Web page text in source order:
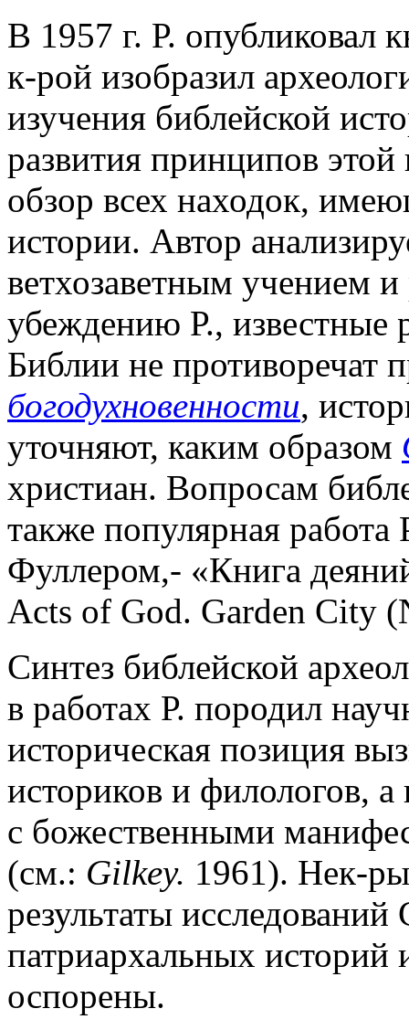
В 1957 г. Р. опубликовал
к-рой изобразил
изучения библейской
развития принципов
обзор всех находок,
истории. Автор
ветхозаветным учением
убеждению Р., известные
Библии не противоречат
богодухновенности,
уточняют, каким образом
христиан. Вопросам
также популярная
Фуллером,- «Книга
Acts of God. Garden City
Синтез библейской
в работах Р. породил
историческая позиция
историков и филологов, а
с божественными
(см.: Gilkey. 1961). Нек-
результаты
патриархальных
оспорены.